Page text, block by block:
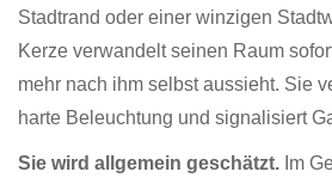
Stadtrand oder einer winzigen
Kerze verwandelt seinen Raum
mehr nach ihm selbst aussieht. Sie
harte Beleuchtung und signalisiert
Sie wird allgemein geschätzt. Im